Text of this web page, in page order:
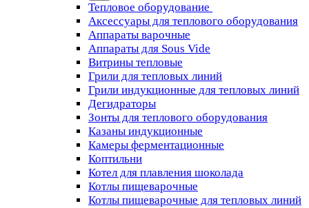
Тепловое оборудование
Аксессуары для теплового оборудования
Аппараты варочные
Аппараты для Sous Vide
Витрины тепловые
Грили для тепловых линий
Грили индукционные для тепловых линий
Дегидраторы
Зонты для теплового оборудования
Казаны индукционные
Камеры ферментационные
Коптильни
Котел для плавления шоколада
Котлы пищеварочные
Котлы пищеварочные для тепловых линий